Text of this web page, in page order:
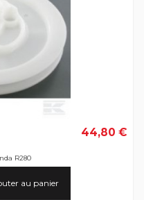
44,80 €
R280
au panier